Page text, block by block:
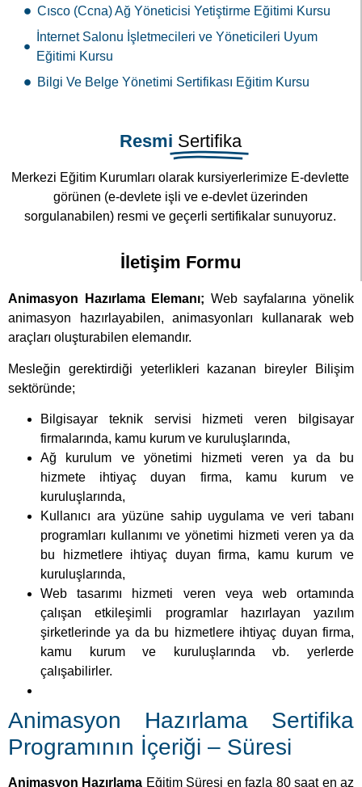
Cısco (Ccna) Ağ Yöneticisi Yetiştirme Eğitimi Kursu
İnternet Salonu İşletmecileri ve Yöneticileri Uyum
Eğitimi Kursu
Bilgi Ve Belge Yönetimi Sertifikası Eğitim Kursu
Resmi Sertifika
Merkezi Eğitim Kurumları olarak kursiyerlerimize E-devlette
görünen (e-devlete işli ve e-devlet üzerinden
sorgulanabilen) resmi ve geçerli sertifikalar sunuyoruz.
İletişim Formu
Animasyon Hazırlama Elemanı; Web sayfalarına yönelik
animasyon hazırlayabilen, animasyonları kullanarak web
araçları oluşturabilen elemandır.
Mesleğin gerektirdiği yeterlikleri kazanan bireyler Bilişim
sektöründe;
Bilgisayar teknik servisi hizmeti veren bilgisayar
firmalarında, kamu kurum ve kuruluşlarında,
Ağ kurulum ve yönetimi hizmeti veren ya da bu
hizmete ihtiyaç duyan firma, kamu kurum ve
kuruluşlarında,
Kullanıcı ara yüzüne sahip uygulama ve veri tabanı
programları kullanımı ve yönetimi hizmeti veren ya da
bu hizmetlere ihtiyaç duyan firma, kamu kurum ve
kuruluşlarında,
Web tasarımı hizmeti veren veya web ortamında
çalışan etkileşimli programlar hazırlayan yazılım
şirketlerinde ya da bu hizmetlere ihtiyaç duyan firma,
kamu kurum ve kuruluşlarında vb. yerlerde
çalışabilirler.
Animasyon Hazırlama Sertifika
Programının İçeriği – Süresi
Animasyon Hazırlama Eğitim Süresi en fazla 80 saat en az